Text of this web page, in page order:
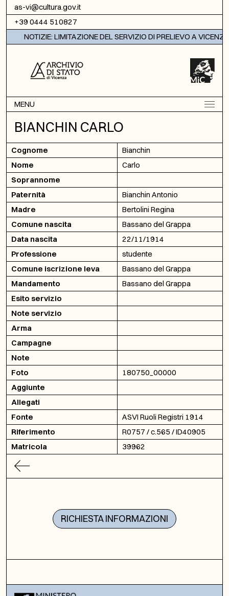
Vai al contenuto
as-vi@cultura.gov.it
+39 0444 510827
NOTIZIE: LIMITAZIONE DEL SERVIZIO DI PRELIEVO A VICENZA
MENU
BIANCHIN CARLO
Cognome
Bianchin
Nome
Carlo
Soprannome
Paternità
Bianchin Antonio
Madre
Bertolini Regina
Comune nascita
Bassano del Grappa
Data nascita
22/11/1914
Professione
studente
Comune iscrizione leva
Bassano del Grappa
Mandamento
Bassano del Grappa
Esito servizio
Note servizio
Arma
Campagne
Note
Foto
180750_00000
Aggiunte
Allegati
Fonte
ASVI Ruoli Registri 1914
Riferimento
R0757 / c.565 / ID40905
Matricola
39962
RICHIESTA INFORMAZIONI